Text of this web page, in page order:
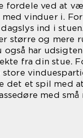
fordele ved at
med vinduer i.
dagslys ind i
større og mere
også har
fra din stue.
det et spil med
med små